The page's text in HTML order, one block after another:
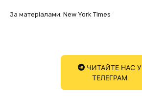
За матеріалами: New York Times
ЧИТАЙТЕ НАС У
ТЕЛЕГРАМ